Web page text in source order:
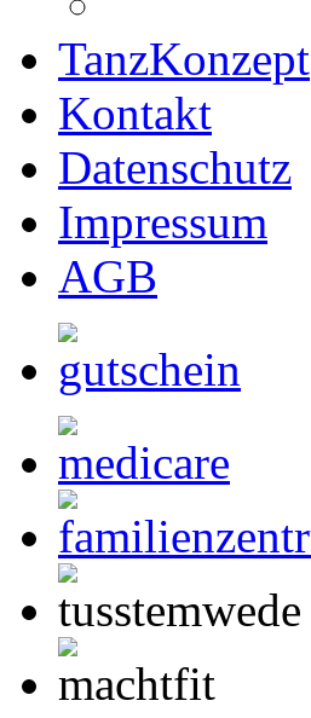
TanzKonzept
Kontakt
Datenschutz
Impressum
AGB